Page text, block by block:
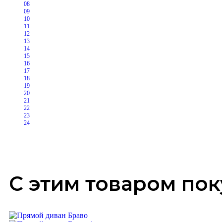
08
09
10
11
12
13
14
15
16
17
18
19
20
21
22
23
24
С этим товаром